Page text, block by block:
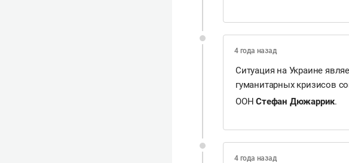
4 года назад
Ситуация на Украине
гуманитарных кризисов
ООНСтефан Дюжаррик.
4 года назад